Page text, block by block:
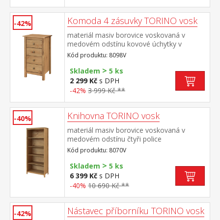
-42% Komoda 4 zásuvky TORINO vosk
materiál masiv borovice voskovaná v
medovém odstínu kovové úchytky v
barevném provedení černěná mosaz 4
zásuvky s kovovými pojezdy
Kód produktu: 8098V
Skladem > 5 ks
2 299 Kč s DPH
-42% 3 999 Kč **
-40% Knihovna TORINO vosk
materiál masiv borovice voskovaná v
medovém odstínu čtyři police
Kód produktu: 8070V
Skladem > 5 ks
6 399 Kč s DPH
-40% 10 690 Kč **
-42% Nástavec příborníku TORINO vosk